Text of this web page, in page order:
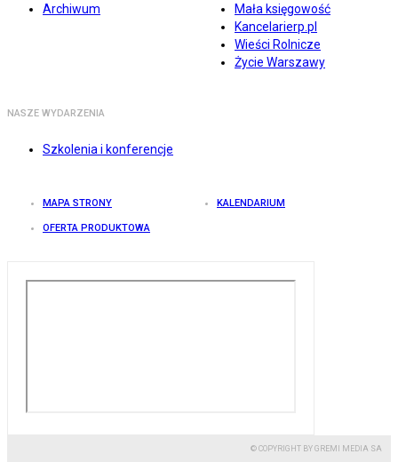
Archiwum
Mała księgowość
Kancelarierp.pl
Wieści Rolnicze
Życie Warszawy
NASZE WYDARZENIA
Szkolenia i konferencje
MAPA STRONY KALENDARIUM
OFERTA PRODUKTOWA
© COPYRIGHT BY GREMI MEDIA SA